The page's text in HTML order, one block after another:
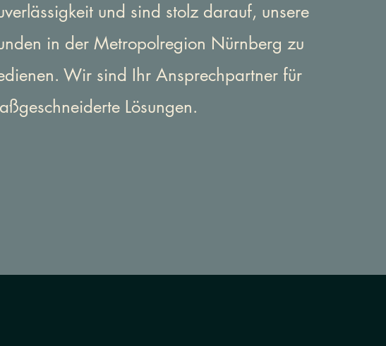
und sind stolz darauf, unsere
in der Metropolregion Nürnberg zu
Wir sind Ihr Ansprechpartner für
Lösungen.